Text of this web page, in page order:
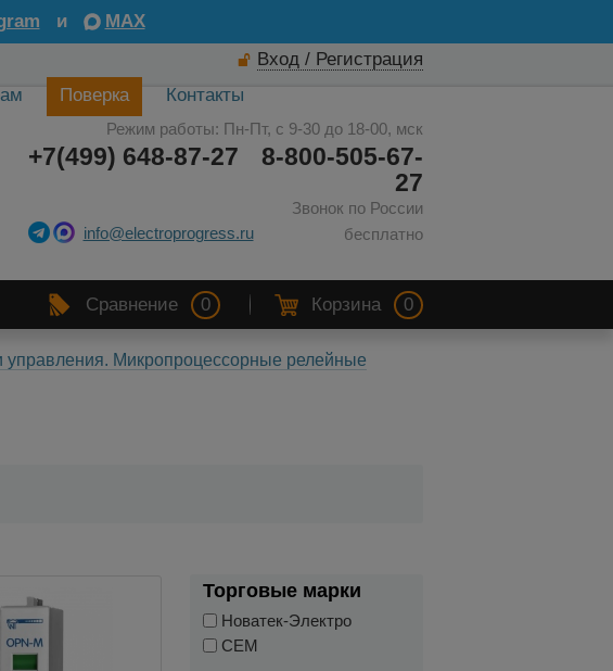
и
MAX
Вход / Регистрация
Поверка Контакты
Режим работы: Пн-Пт, с 9-30 до 18-00, мск
8-800-505-67-
27
Звонок по России
бесплатно
+7(499) 648-87-27
info@electroprogress.ru
Сравнение 0 Корзина 0
управления. Микропроцессорные релейные
Торговые марки
Новатек-Электро
CEM